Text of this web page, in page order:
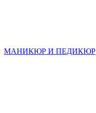
МАНИКЮР И ПЕДИКЮР